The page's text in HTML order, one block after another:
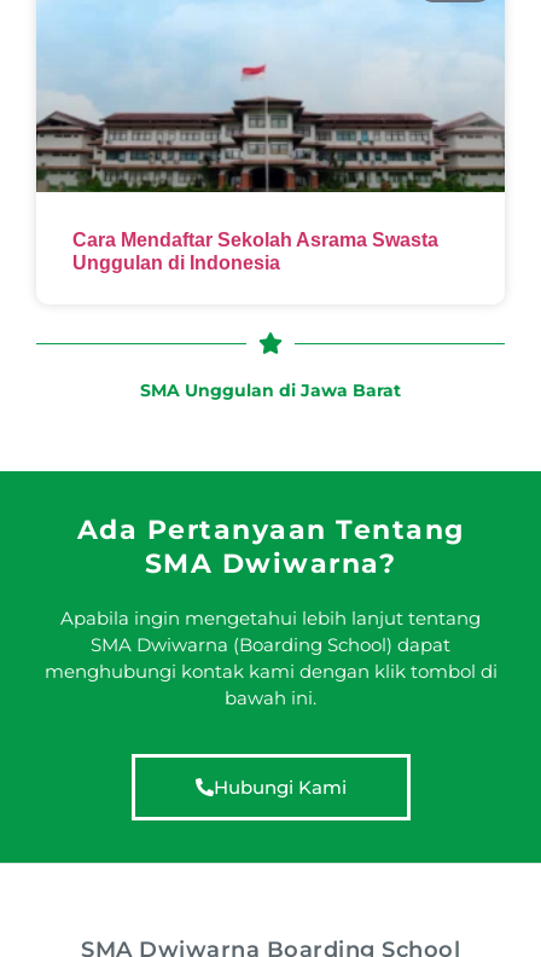
Cara Mendaftar Sekolah Asrama Swasta
Unggulan di Indonesia
SMA Unggulan di Jawa Barat
Ada Pertanyaan Tentang
SMA Dwiwarna?
Apabila ingin mengetahui lebih lanjut tentang
SMA Dwiwarna (Boarding School) dapat
menghubungi kontak kami dengan klik tombol di
bawah ini.
Hubungi Kami
SMA Dwiwarna Boarding School